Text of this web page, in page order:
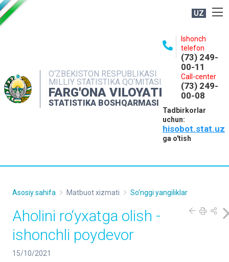
UZ
O‘ZBEKISTON RESPUBLIKASI
MILLIY STATISTIKA QO‘MITASI
FARG'ONA VILOYATI
STATISTIKA BOSHQARMASI
Ishonch
telefon
(73) 249-
00-11
Call-center
(73) 249-
00-08
Tadbirkorlar
uchun:
hisobot.stat.uz
ga o'tish
NASHRLAR
INTERAKTIV XIZMATLAR
MATBUOT XIZMATI
Asosiy sahifa Matbuot xizmati So'nggi yangiliklar
Aholini ro‘yxatga olish -
ishonchli poydevor
15/10/2021